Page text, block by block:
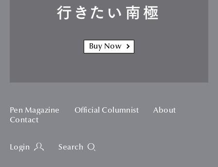
行きたい南極
Buy Now
Pen Magazine Official Columnist
About
Contact
Login Search